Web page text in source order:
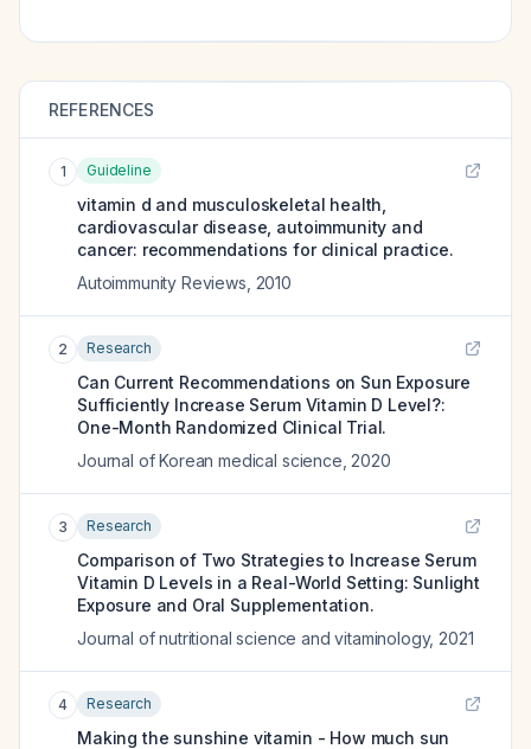
REFERENCES
1 Guideline
vitamin d and musculoskeletal health,
cardiovascular disease, autoimmunity and
cancer: recommendations for clinical practice.
Autoimmunity Reviews 2010
2 Research
Can Current Recommendations on Sun Exposure
Sufficiently Increase Serum Vitamin D Level?:
One-Month Randomized Clinical Trial.
Journal of Korean medical science 2020
3 Research
Comparison of Two Strategies to Increase Serum
Vitamin D Levels in a Real-World Setting: Sunlight
Exposure and Oral Supplementation.
Journal of nutritional science and vitaminology, 2021
4 Research
Making the sunshine vitamin - How much sun